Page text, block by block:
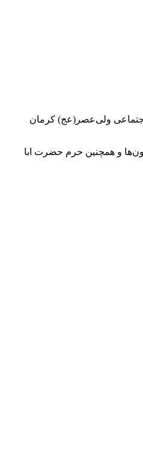
اجتماعی ولی‌عصر(عج) کرمان
و همچنین حرم حضرت ابا